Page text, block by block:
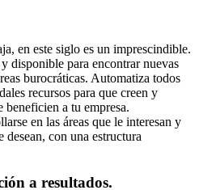
en este siglo es un imprescindible.
disponible para encontrar nuevas
burocráticas. Automatiza todos
recursos para que creen y
beneficien a tu empresa.
en las áreas que le interesan y
desean, con una estructura
a resultados.